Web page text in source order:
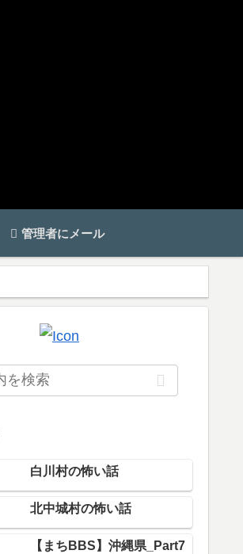
管理者にメール
白川村の怖い話
北中城村の怖い話
【まちBBS】沖縄県_Part7